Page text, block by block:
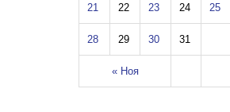
« Ноя
21 22 23 24 25
28 29 30 31